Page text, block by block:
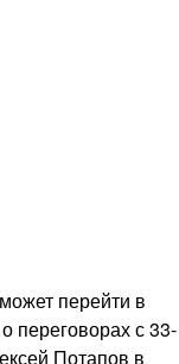
перейти в
переговорах с 33-
Потапов в